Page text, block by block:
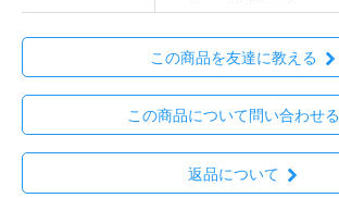
この商品を友達に教える
この商品について問い合わせる
返品について